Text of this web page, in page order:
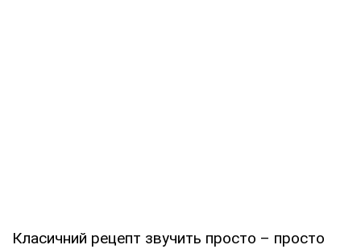
Класичний рецепт звучить просто – просто